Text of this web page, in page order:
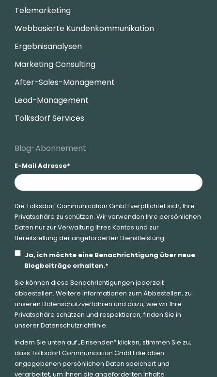
Telemarketing
Webbasierte Kundenkommunikation
Ergebnisanalysen
Marketing Consulting
After-Sales-Management
Lead-Management
Tolksdorf Services
Blog-Abonnement
E-Mail Adresse*
Die Tolksdorf Communication GmbH verpflichtet sich, Ihre
Privatsphäre zu schützen. Wir verwenden Ihre persönlichen
Daten nur zur Verwaltung Ihres Kontos und zur
Bereitstellung der angeforderten Dienstleistung.
Ja, ich möchte eine Benachrichtigung über neue
Blogbeiträge erhalten.*
Sie können diese Benachrichtigungen jederzeit
abbestellen. Weitere Informationen zum Abbestellen, zu
unseren Datenschutzverfahren und dazu, wie wir Ihre
Privatsphäre schützen und respektieren, finden Sie in
unserer Datenschutzrichtlinie.
Indem Sie unten auf „Einsenden“ klicken, stimmen Sie zu,
dass Tolksdorf Communication GmbH die oben
angegebenen persönlichen Daten speichert und
verarbeitet, um Ihnen die angeforderten Inhalte